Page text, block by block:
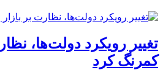
تغییر رویکرد دولت‌ها،
کمرنگ کرد